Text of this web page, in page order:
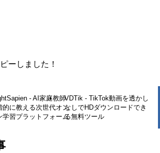
ーしました！
- AI家庭教師
的に教える次世代オン
学習プラットフォーム
VDTik - TikTok動画を透かし
なしでHDダウンロードでき
る無料ツール